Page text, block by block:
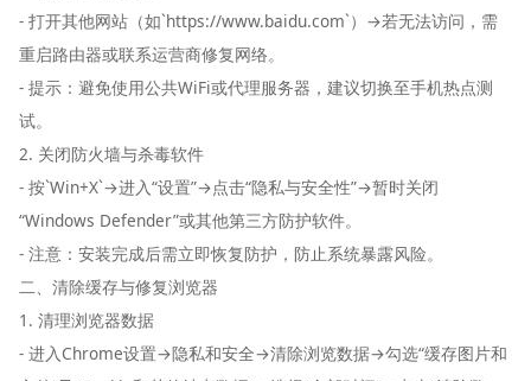
- 打开其他网站（如`https://www.baidu.com`）→若无法访问，需
重启路由器或联系运营商修复网络。
- 提示：避免使用公共WiFi或代理服务器，建议切换至手机热点测
试。
2. 关闭防火墙与杀毒软件
- 按`Win+X`→进入“设置”→点击“隐私与安全性”→暂时关闭
“Windows Defender”或其他第三方防护软件。
- 注意：安装完成后需立即恢复防护，防止系统暴露风险。
二、清除缓存与修复浏览器
1. 清理浏览器数据
- 进入Chrome设置→隐私和安全→清除浏览数据→勾选“缓存图片和